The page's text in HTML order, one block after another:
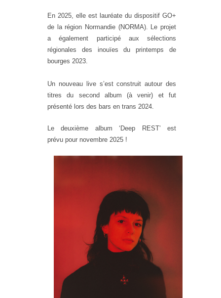
En 2025, elle est lauréate du dispositif GO+
de la région Normandie (NORMA). Le projet
a également participé aux sélections
régionales des inouïes du printemps de
bourges 2023.
Un nouveau live s’est construit autour des
titres du second album (à venir) et fut
présenté lors des bars en trans 2024.
Le deuxième album ‘Deep REST’ est
prévu pour novembre 2025 !